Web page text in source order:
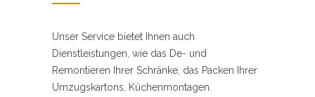
Unser Service bietet Ihnen auch
Dienstleistungen, wie das De- und
Remontieren Ihrer Schränke, das Packen Ihrer
Umzugskartons, Küchenmontagen.